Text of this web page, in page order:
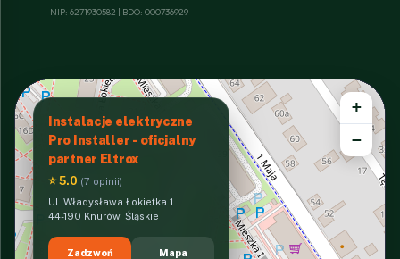
NIP: 6271930582 | BDO: 000736929
Instalacje elektryczne
Pro Installer - oficjalny
partner Eltrox
⭐ 5.0 (7 opinii)
Ul. Władysława Łokietka 1
44-190 Knurów, Śląskie
Zadzwoń Mapa
+
−